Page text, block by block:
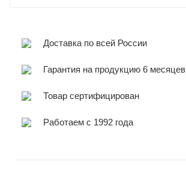
Доставка по всей России
Гарантия на продукцию 6 месяцев
Товар сертифицирован
Работаем с 1992 года